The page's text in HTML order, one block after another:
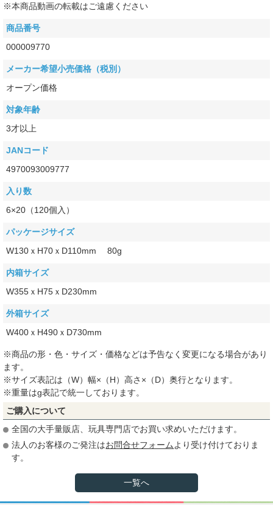
※本商品動画の転載はご遠慮ください
商品番号
000009770
メーカー希望小売価格（税別）
オープン価格
対象年齢
3才以上
JANコード
4970093009777
入り数
6×20（120個入）
パッケージサイズ
W130ｘH70ｘD110mm 80g
内箱サイズ
W355ｘH75ｘD230mm
外箱サイズ
W400ｘH490ｘD730mm
※商品の形・色・サイズ・価格などは予告なく変更になる場合があり
ます。
※サイズ表記は（W）幅×（H）高さ×（D）奥行となります。
※重量はg表記で統一しております。
ご購入について
全国の大手量販店、玩具専門店でお買い求めいただけます。
法人のお客様のご発注はお問合せフォーム より受け付けておりま
す。
一覧へ